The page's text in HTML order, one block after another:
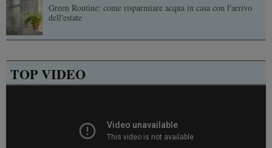
Green Routine: come risparmiare acqua in casa con l'arrivo
dell'estate
TOP VIDEO